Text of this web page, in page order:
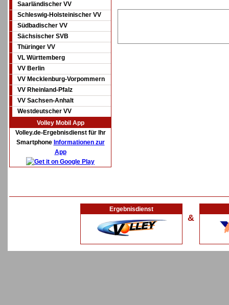
Saarländischer VV
Schleswig-Holsteinischer VV
Südbadischer VV
Sächsischer SVB
Thüringer VV
VL Württemberg
VV Berlin
VV Mecklenburg-Vorpommern
VV Rheinland-Pfalz
VV Sachsen-Anhalt
Westdeutscher VV
Volley Mobil App
Volley.de-Ergebnisdienst für Ihr
Smartphone Informationen zur
App
Ergebnisdienst
&